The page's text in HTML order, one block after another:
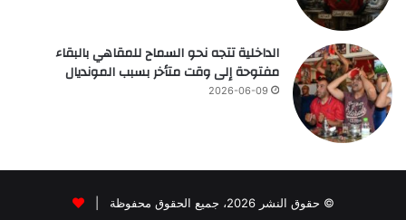
الداخلية تتجه نحو السماح للمقاهي بالبقاء
مفتوحة إلى وقت متأخر بسبب المونديال
2026-06-09
© حقوق النشر 2026، جميع الحقوق محفوظة |